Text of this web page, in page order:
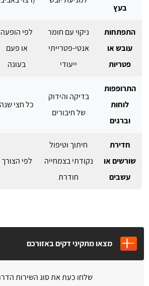
בעץ
התפתחות
עובש או
פטריות
ניקוי עם חומר
אנטי-פטרייתי
ייעודי
לפי הופעה
או פעם
בעונה
התרופפות
לוחות
וברגים
בדיקה והידוק
של חיבורים
כל חצי שנה
חדירת
שורשים או
עשבים
חיתוך וטיפול
נקודתי בצמחייה
חודרת
לפי הצורך
מצאו מתקיני דקים באזורכם
שלחו כעת את סוג השירות